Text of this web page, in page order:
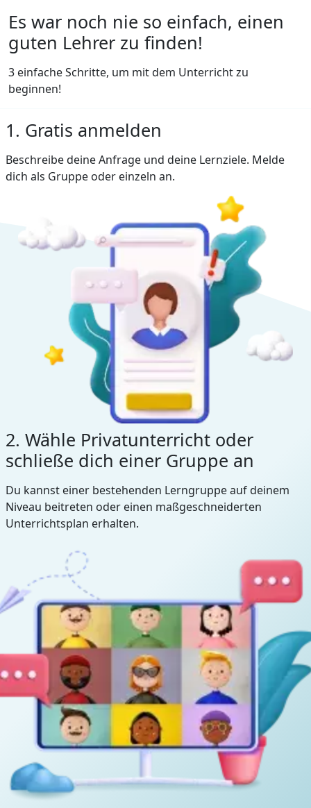
Es war noch nie so einfach, einen
guten Lehrer zu finden!
3 einfache Schritte, um mit dem Unterricht zu
beginnen!
1. Gratis anmelden
Beschreibe deine Anfrage und deine Lernziele. Melde
dich als Gruppe oder einzeln an.
2. Wähle Privatunterricht oder
schließe dich einer Gruppe an
Du kannst einer bestehenden Lerngruppe auf deinem
Niveau beitreten oder einen maßgeschneiderten
Unterrichtsplan erhalten.